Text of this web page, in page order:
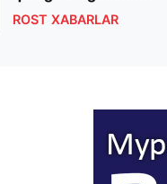
ROST XABARLAR